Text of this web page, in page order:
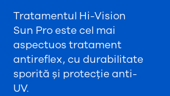
Tratamentul Hi-Vision
Sun Pro este cel mai
aspectuos tratament
antireflex, cu durabilitate
sporită și protecție anti-
UV.